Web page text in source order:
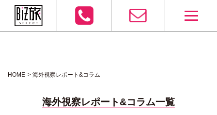
HOME 海外視察レポート&コラム
海外視察レポート&コラム一覧